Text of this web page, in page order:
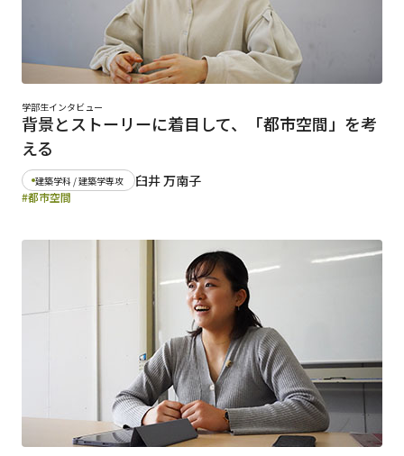
学部生インタビュー
背景とストーリーに着目して、「都市空間」を考
える
建築学科 / 建築学専攻 臼井 万南子
#都市空間